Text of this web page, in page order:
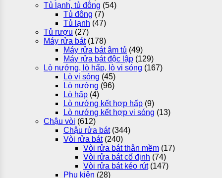
Tủ lạnh, tủ đông (54)
Tủ đông (7)
Tủ lạnh (47)
Tủ rượu (27)
Máy rửa bát (178)
Máy rửa bát âm tủ (49)
Máy rửa bát độc lập (129)
Lò nướng, lò hấp, lò vi sóng (167)
Lò vi sóng (45)
Lò nướng (96)
Lò hấp (4)
Lò nướng kết hợp hấp (9)
Lò nướng kết hợp vi sóng (13)
Chậu vòi (612)
Chậu rửa bát (344)
Vòi rửa bát (240)
Vòi rửa bát thân mềm (17)
Vòi rửa bát cố định (74)
Vòi rửa bát kéo rút (147)
Phụ kiện (28)